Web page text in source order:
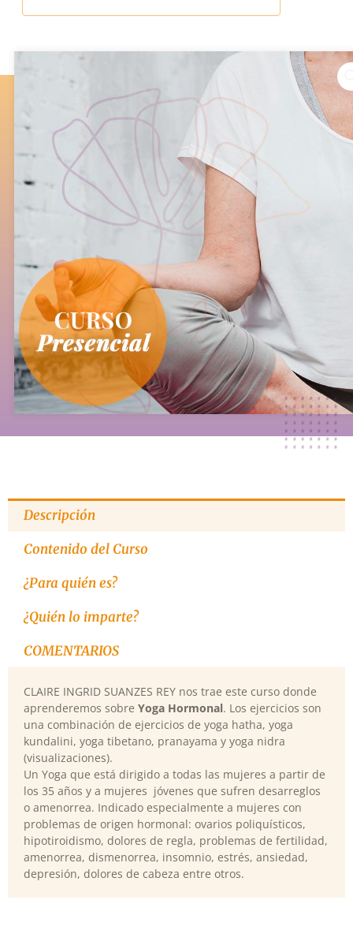
Descripción
Contenido del Curso
¿Para quién es?
¿Quién lo imparte?
COMENTARIOS
CLAIRE INGRID SUANZES REY nos trae este curso donde
aprenderemos sobre Yoga Hormonal. Los ejercicios son
una combinación de ejercicios de yoga hatha, yoga
kundalini, yoga tibetano, pranayama y yoga nidra
(visualizaciones).
Un Yoga que está dirigido a todas las mujeres a partir de
los 35 años y a mujeres jóvenes que sufren desarreglos
o amenorrea. Indicado especialmente a mujeres con
problemas de origen hormonal: ovarios poliquísticos,
hipotiroidismo, dolores de regla, problemas de fertilidad,
amenorrea, dismenorrea, insomnio, estrés, ansiedad,
depresión, dolores de cabeza entre otros.